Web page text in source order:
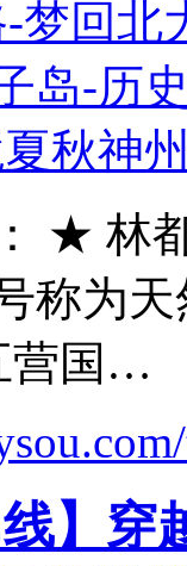
★ 林
称为
营国…
线】